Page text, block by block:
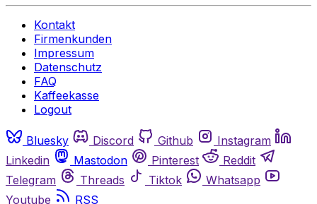
Kontakt
Firmenkunden
Impressum
Datenschutz
FAQ
Kaffeekasse
Logout
Bluesky Discord Github
Instagram
Linkedin
Mastodon Pinterest
Reddit
Telegram
Threads Tiktok
Whatsapp
Youtube
RSS